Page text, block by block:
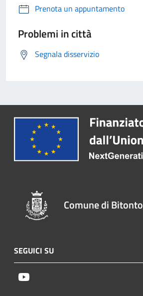
Prenota un appuntamento
Problemi in città
Segnala disservizio
Comune di Bitonto
SEGUICI SU